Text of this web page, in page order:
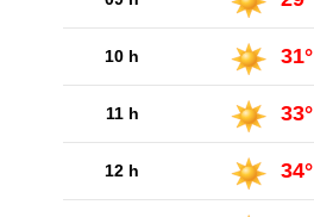
10 h 31°
11 h 33°
12 h 34°